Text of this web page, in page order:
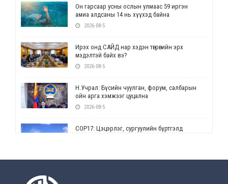
Он гарсаар усны ослын улмаас 59 иргэн
амиа алдсаны 14 нь хүүхэд байна
2026-08-5
Ирэх онд САЙД нар хэдэн төгрөгийн эрх
мэдэлтэй байх вэ?
2026-08-5
Н.Учрал: Бүсийн чуулган, форум, салбарын
ойн арга хэмжээг цуцална
2026-08-5
СОР17: Цэцэрлэг, сургуулийн бүртгэлд